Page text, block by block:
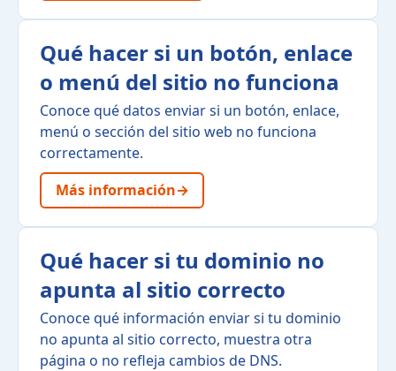
Qué hacer si un botón, enlace
o menú del sitio no funciona
Conoce qué datos enviar si un botón, enlace,
menú o sección del sitio web no funciona
correctamente.
Más información→
Qué hacer si tu dominio no
apunta al sitio correcto
Conoce qué información enviar si tu dominio
no apunta al sitio correcto, muestra otra
página o no refleja cambios de DNS.